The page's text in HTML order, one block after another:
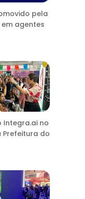
pela
agentes
Integra.ai no
Prefeitura do